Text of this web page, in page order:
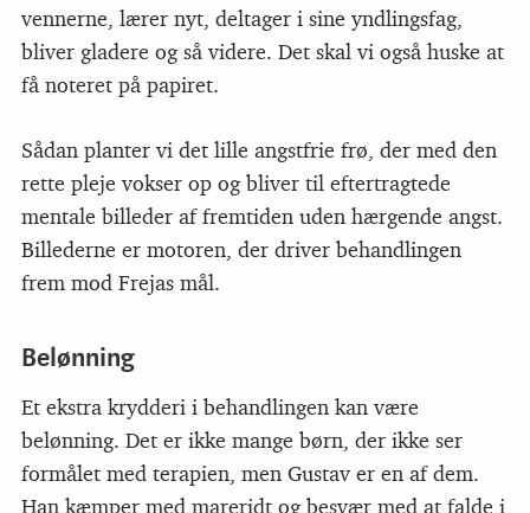
vennerne, lærer nyt, deltager i sine yndlingsfag,
bliver gladere og så videre. Det skal vi også huske at
få noteret på papiret.
Sådan planter vi det lille angstfrie frø, der med den
rette pleje vokser op og bliver til eftertragtede
mentale billeder af fremtiden uden hærgende angst.
Billederne er motoren, der driver behandlingen
frem mod Frejas mål.
Belønning
Et ekstra krydderi i behandlingen kan være
belønning. Det er ikke mange børn, der ikke ser
formålet med terapien, men Gustav er en af dem.
Han kæmper med mareridt og besvær med at falde i